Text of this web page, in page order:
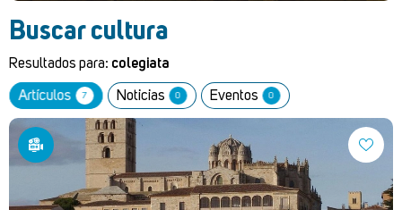
Buscar cultura
Resultados para: colegiata
Artículos 7 Noticias 0 Eventos 0